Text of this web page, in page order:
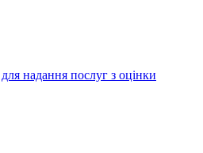
для надання послуг з оцінки